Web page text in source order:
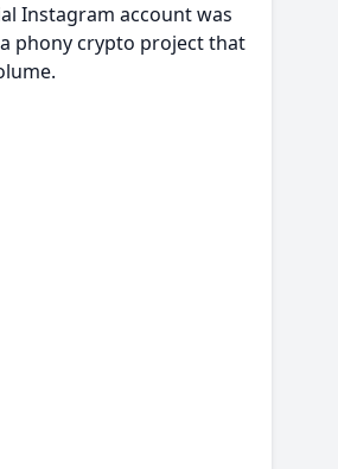
Instagram account was
phony crypto project that